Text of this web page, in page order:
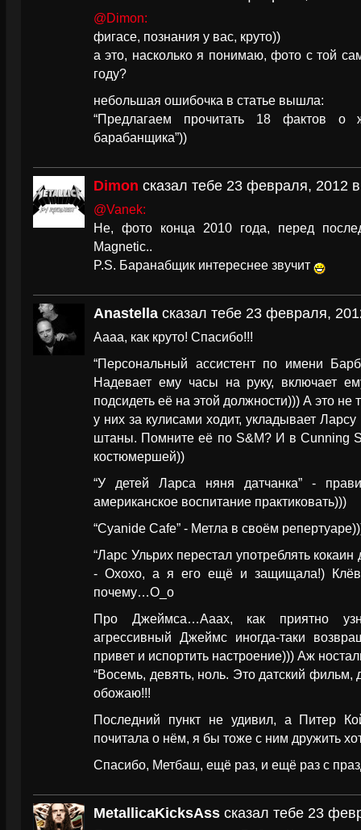
@Dimon:
фигасе, познания у вас, круто))
а это, насколько я понимаю, фото с той
году?
небольшая ошибочка в статье вышла:
“Предлагаем прочитать 18 фактов о
барабанщика”))
Dimon сказал тебе 23 февраля, 2012
@Vanek:
Не, фото конца 2010 года, перед
Magnetic..
P.S. Баранабщик интереснее звучит
Anastella сказал тебе 23 февраля,
Аааа, как круто! Спасибо!!!
“Персональный ассистент по имени
Надевает ему часы на руку, включает
подсидеть её на этой должности))) А это
у них за кулисами ходит, укладывает
штаны. Помните её по S&M? И в Cunning
костюмершей))
“У детей Ларса няня датчанка” -
американское воспитание практиковать)))
“Cyanide Cafe” - Метла в своём
“Ларс Ульрих перестал употреблять кокаин
- Охохо, а я его ещё и защищала!)
почему…О_о
Про Джеймса…Ааах, как приятно
агрессивный Джеймс иногда-таки
привет и испортить настроение))) Аж
“Восемь, девять, ноль. Это датский фильм,
обожаю!!!
Последний пункт не удивил, а Питер
почитала о нём, я бы тоже с ним дружить
Спасибо, Метбаш, ещё раз, и ещё раз с
MetallicaKicksAss сказал тебе 23